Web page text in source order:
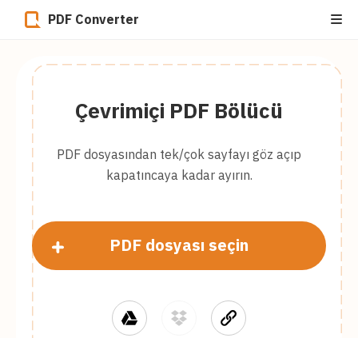
PDF Converter
Çevrimiçi PDF Bölücü
PDF dosyasından tek/çok sayfayı göz açıp
kapatıncaya kadar ayırın.
PDF dosyası seçin